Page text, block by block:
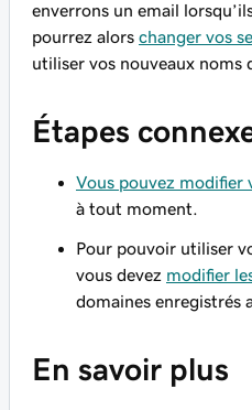
enverrons un email
pourrez alors changer vos
utiliser vos nouveaux noms
Étapes
Vous pouvez modifier
à tout moment.
Pour pouvoir utiliser
vous devez modifier
domaines enregistrés
En savoir plus